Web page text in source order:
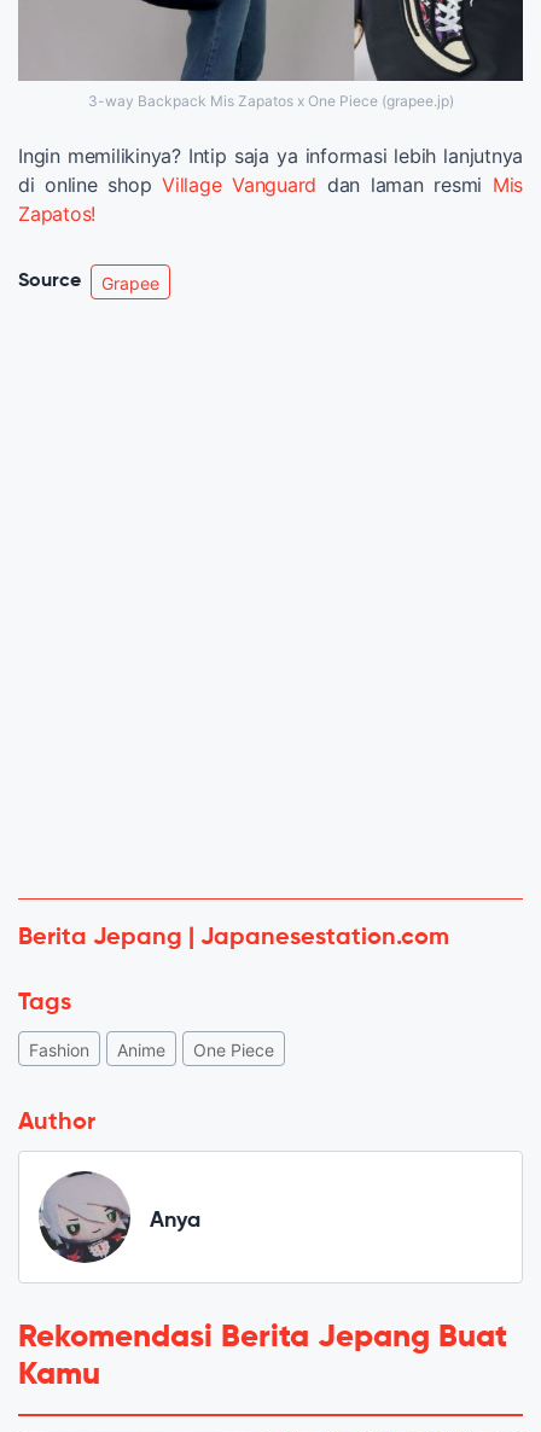
3-way Backpack Mis Zapatos x One Piece (grapee.jp)
Ingin memilikinya? Intip saja ya informasi lebih lanjutnya
di online shopVillage Vanguard dan laman resmi Mis
Zapatos!
Source Grapee
Berita Jepang | Japanesestation.com
Tags
Fashion Anime One Piece
Author
Anya
Rekomendasi Berita Jepang Buat
Kamu